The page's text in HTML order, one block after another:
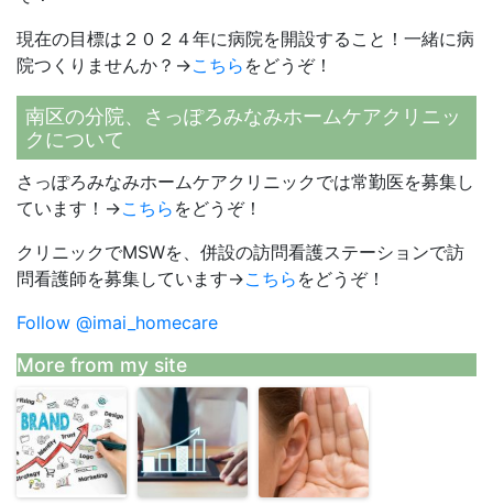
現在の目標は２０２４年に病院を開設すること！一緒に病
院つくりませんか？→こちら をどうぞ！
南区の分院、さっぽろみなみホームケアクリニッ
クについて
さっぽろみなみホームケアクリニックでは常勤医を募集し
ています！→こちら をどうぞ！
クリニックでMSWを、併設の訪問看護ステーションで訪
問看護師を募集しています→こちら をどうぞ！
Follow @imai_homecare
More from my site